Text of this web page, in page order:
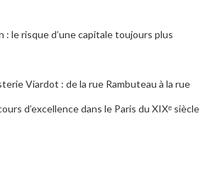
: le risque d’une capitale toujours plus
Viardot : de la rue Rambuteau à la rue
d’excellence dans le Paris du XIXᵉ siècle